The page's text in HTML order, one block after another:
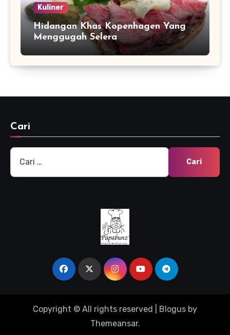
Kuliner
Hidangan Khas Kopenhagen Yang
Menggugah Selera
Cari
Cari
untuk:
Copyright © All rights reserved Blogus by
Themeansar.